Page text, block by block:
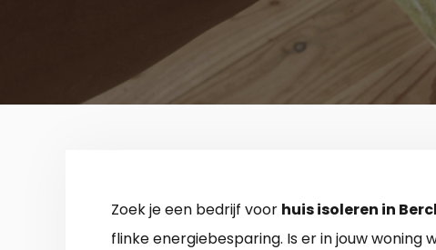
Zoek je een bedrijf voor huis isoleren in
flinke energiebesparing. Is er in jouw woning